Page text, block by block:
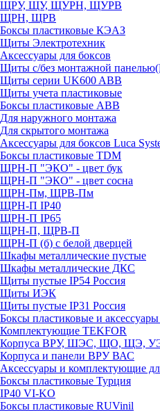
ЩРУ, ЩУ, ЩУРН, ЩУРВ
ЩРН, ЩРВ
Боксы пластиковые КЭАЗ
Щиты Электротехник
Аксессуары для боксов
Щиты с/без монтажной
Щиты серии UK600 ABB
Щиты учета пластиковые
Боксы пластиковые ABB
Для наружного монтажа
Для скрытого монтажа
Аксессуары для боксов Luca
Боксы пластиковые TDM
ЩРН-П "ЭКО" - цвет бук
ЩРН-П "ЭКО" - цвет сосна
ЩРН-Пм, ЩРВ-Пм
ЩРН-П IP40
ЩРН-П IP65
ЩРН-П, ЩРВ-П
ЩРН-П (б) с белой дверцей
Шкафы металлические пустые
Шкафы металлические ДКС
Щиты пустые IP54 Россия
Щиты ИЭК
Щиты пустые IP31 Россия
Боксы пластиковые и
Комплектующие TEKFOR
Корпуса ВРУ, ШЭС, ЩО, ЩЭ,
Корпуса и панели ВРУ ВАС
Аксессуары и
Боксы пластиковые Турция
IP40 VI-KO
Боксы пластиковые RUVinil